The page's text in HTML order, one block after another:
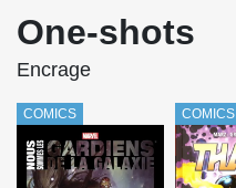
One-shots
Encrage
COMICS COMICS